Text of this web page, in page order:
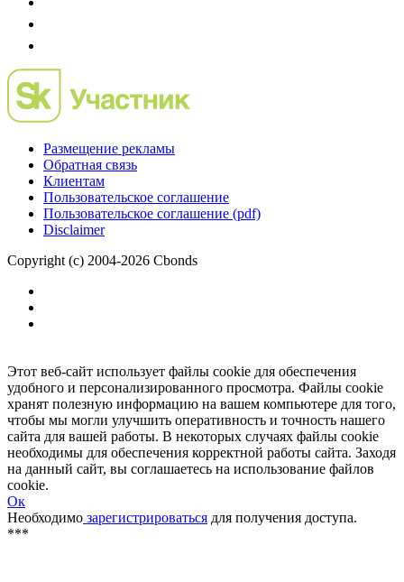
Размещение рекламы
Обратная связь
Пользовательское соглашение
Copyright (c) 2004-2026 Cbonds
Этот веб-сайт использует файлы cookie для обеспечения
удобного и персонализированного просмотра. Файлы cookie
хранят полезную информацию на вашем компьютере для того,
чтобы мы могли улучшить оперативность и точность нашего
сайта для вашей работы. В некоторых случаях файлы cookie
необходимы для обеспечения корректной работы сайта. Заходя
на данный сайт, вы соглашаетесь на использование файлов